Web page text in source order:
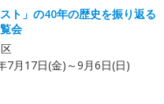
ト」の40年の歴史を振り返る
会
7月17日(金)～9月6日(日)